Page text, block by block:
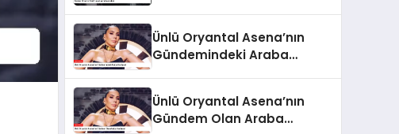
Ünlü Oryantal Asena’nın
Gündemindeki Araba
Ünlü Oryantal Asena’nın
Gündem Olan Araba